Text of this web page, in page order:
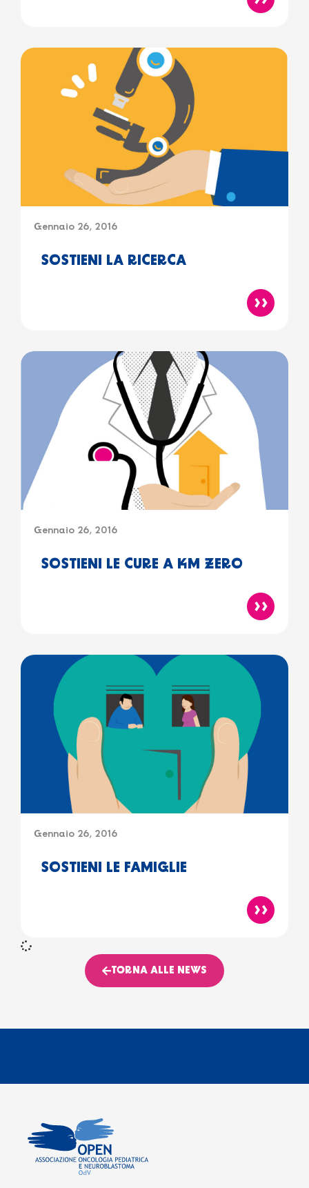
Gennaio 26, 2016
SOSTIENI LA RICERCA
Gennaio 26, 2016
SOSTIENI LE CURE A KM ZERO
Gennaio 26, 2016
SOSTIENI LE FAMIGLIE
TORNA ALLE NEWS